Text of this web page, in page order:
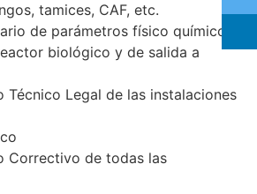
tamices, CAF, etc.
de parámetros físico químicos
biológico y de salida a
Técnico Legal de las instalaciones
Correctivo de todas las